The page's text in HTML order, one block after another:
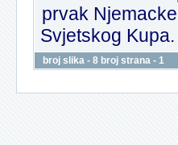
prvak
Svjetskog
broj slika - 8 broj strana - 1